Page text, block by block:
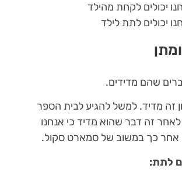
יכולים לקחת מהילד
יכולים לתת לילד
שהם מדידים.
זה מדיד. למשל להגיע לבית הספר
זה דבר שהוא מדיד כי אנחנו
אחר כך במשוב של סמארט סקול.
לתת: